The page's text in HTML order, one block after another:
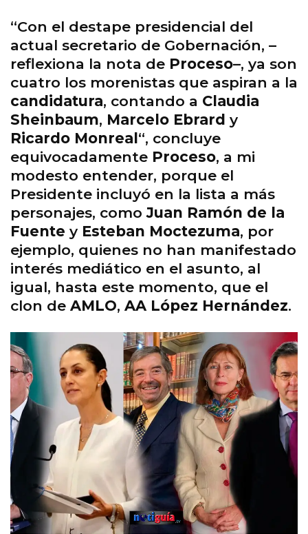
“Con el destape presidencial del
actual secretario de Gobernación, –
reflexiona la nota de Proceso–, ya son
cuatro los morenistas que aspiran a la
candidatura, contando a Claudia
Sheinbaum, Marcelo Ebrard y
Ricardo Monreal“, concluye
equivocadamente Proceso, a mi
modesto entender, porque el
Presidente incluyó en la lista a más
personajes, comoJuan Ramón de la
Fuente y Esteban Moctezuma, por
ejemplo, quienes no han manifestado
interés mediático en el asunto, al
igual, hasta este momento, que el
clon de AMLO, AA López Hernández.